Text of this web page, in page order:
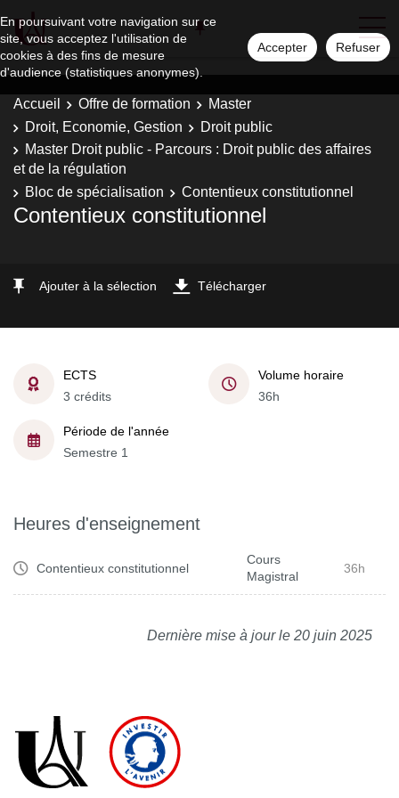
En poursuivant votre navigation sur ce
site, vous acceptez l'utilisation de
cookies à des fins de mesure
d'audience (statistiques anonymes).
Accepter Refuser
Accueil Offre de formation
Master
Droit, Economie, Gestion
Droit public
Master Droit public - Parcours : Droit public des affaires
et de la régulation
Bloc de spécialisation
Contentieux constitutionnel
Contentieux constitutionnel
Ajouter à la sélection Télécharger
ECTS
3 crédits
Volume horaire
36h
Période de l'année
Semestre 1
Heures d'enseignement
Contentieux constitutionnel
Cours
Magistral
36h
Dernière mise à jour le 20 juin 2025